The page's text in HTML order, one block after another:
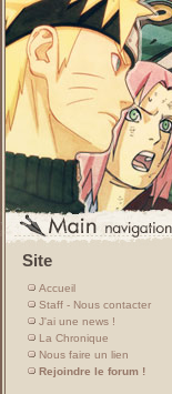
Site
Accueil
Staff - Nous contacter
J'ai une news !
La Chronique
Nous faire un lien
Rejoindre le forum !